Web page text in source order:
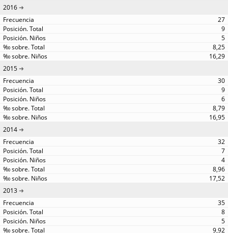
2016
27
9
5
8,25
16,29
2015
30
9
6
8,79
16,95
2014
32
7
4
8,96
17,52
2013
35
8
5
9,92